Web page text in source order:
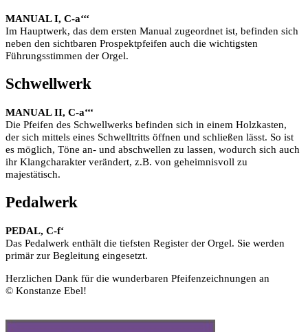
MANUAL I, C-a‘‘‘
Im Hauptwerk, das dem ersten Manual zugeordnet ist, befinden sich
neben den sichtbaren Prospektpfeifen auch die wichtigsten
Führungsstimmen der Orgel.
Schwellwerk
MANUAL II, C-a‘‘‘
Die Pfeifen des Schwellwerks befinden sich in einem Holzkasten,
der sich mittels eines Schwelltritts öffnen und schließen lässt. So ist
es möglich, Töne an- und abschwellen zu lassen, wodurch sich auch
ihr Klangcharakter verändert, z.B. von geheimnisvoll zu
majestätisch.
Pedalwerk
PEDAL, C-f‘
Das Pedalwerk enthält die tiefsten Register der Orgel. Sie werden
primär zur Begleitung eingesetzt.
Herzlichen Dank für die wunderbaren Pfeifenzeichnungen an
© Konstanze Ebel!